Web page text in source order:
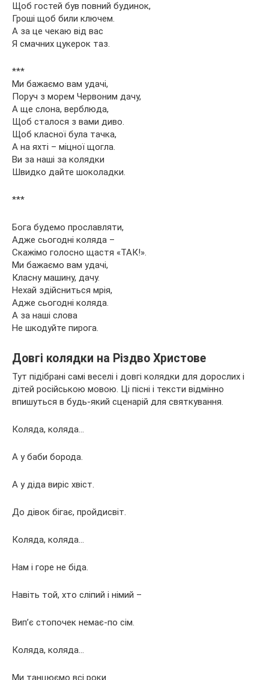
Щоб гостей був повний будинок,
Гроші щоб били ключем.
А за це чекаю від вас
Я смачних цукерок таз.
***
Ми бажаємо вам удачі,
Поруч з морем Червоним дачу,
А ще слона, верблюда,
Щоб сталося з вами диво.
Щоб класної була тачка,
А на яхті – міцної щогла.
Ви за наші за колядки
Швидко дайте шоколадки.
***
Бога будемо прославляти,
Адже сьогодні коляда –
Скажімо голосно щастя «ТАК!».
Ми бажаємо вам удачі,
Класну машину, дачу.
Нехай здійсниться мрія,
Адже сьогодні коляда.
А за наші слова
Не шкодуйте пирога.
Довгі колядки на Різдво Христове
Тут підібрані самі веселі і довгі колядки для дорослих і
дітей російською мовою. Ці пісні і тексти відмінно
впишуться в будь-який сценарій для святкування.
Коляда, коляда…
А у баби борода.
А у діда виріс хвіст.
До дівок бігає, пройдисвіт.
Коляда, коляда…
Нам і горе не біда.
Навіть той, хто сліпий і німий –
Вип’є стопочек немає-по сім.
Коляда, коляда…
Ми танцюємо всі роки.